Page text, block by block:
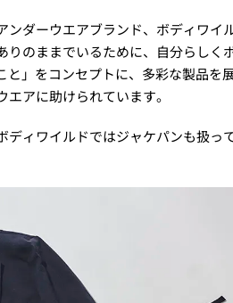
ダーウエアブランド、ボディワイ
のままでいるために、自分らしく
」をコンセプトに、多彩な製品を
アに助けられています。
ィワイルドではジャケパンも扱っ